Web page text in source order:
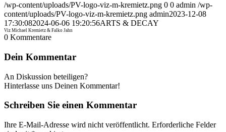
/wp-content/uploads/PV-logo-viz-m-kremietz.png 0 0 admin /wp-
content/uploads/PV-logo-viz-m-kremietz.png admin2023-12-08
17:30:082024-06-06 19:20:56ARTS & DECAY
Viz Michael Kremietz & Falko Jahn
0 Kommentare
Dein Kommentar
An Diskussion beteiligen?
Hinterlasse uns Deinen Kommentar!
Schreiben Sie einen Kommentar
Ihre E-Mail-Adresse wird nicht veröffentlicht. Erforderliche Felder